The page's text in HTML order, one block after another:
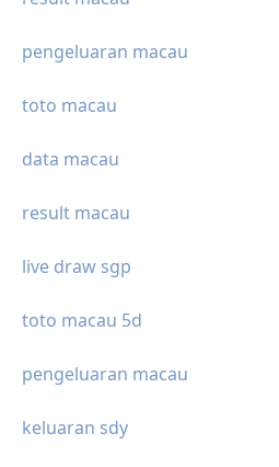
pengeluaran macau
toto macau
data macau
result macau
live draw sgp
toto macau 5d
pengeluaran macau
keluaran sdy